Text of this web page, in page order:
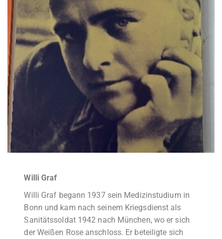
Willi Graf
Willi Graf begann 1937 sein Medizinstudium in
Bonn und kam nach seinem Kriegsdienst als
Sanitätssoldat 1942 nach München, wo er sich
der Weißen Rose anschloss. Er beteiligte sich